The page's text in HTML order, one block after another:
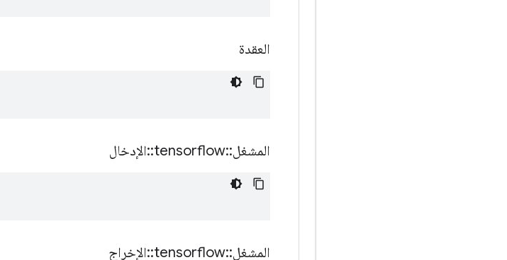
العقدة
المشغل::
tensorflow
::الإدخال
المشغل::
tensorflow
::الإخراج